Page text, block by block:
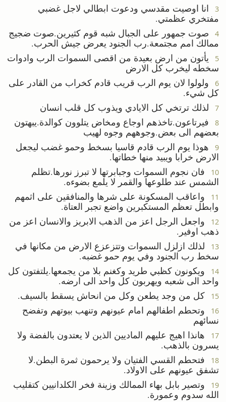
3
انا اوصيت مقدسي ودعوت ابطالي لاجل غضبي
مفتخري عظمتي.
4
صوت جمهور على الجبال شبه قوم كثيرين.صوت ضجيج
ممالك امم مجتمعة.رب الجنود يعرض جيش الحرب.
5
يأتون من ارض بعيدة من اقصى السموات الرب وادوات
سخطه ليخرب كل الارض
6
ولولوا لان يوم الرب قريب قادم كخراب من القادر على
كل شيء.
7 لذلك ترتخي كل الايادي ويذوب كل قلب انسان
8
فيرتاعون.تاخذهم اوجاع ومخاض يتلوون كوالدة.يبهتون
بعضهم الى بعض.وجوههم وجوه لهيب
9
هوذا يوم الرب قادم قاسيا بسخط وحمو غضب ليجعل
الارض خرابا ويبيد منها خطاتها.
10
فان نجوم السموات وجبابرتها لا تبرز نورها.تظلم
الشمس عند طلوعها والقمر لا يلمع بضوءه.
11
واعاقب المسكونة على شرها والمنافقين على اثمهم
وابطل تعظم المستكبرين واضع تجبر العتاة.
12
واجعل الرجل اعز من الذهب الابريز والانسان اعز من
ذهب اوفير.
13
لذلك ازلزل السموات وتتزعزع الارض من مكانها في
سخط رب الجنود وفي يوم حمو غضبه.
14
ويكونون كظبي طريد وكغنم بلا من يجمعها.يلتفتون كل
واحد الى شعبه ويهربون كل واحد الى ارضه.
15 كل من وجد يطعن وكل من انحاش يسقط بالسيف.
16
وتحطم اطفالهم امام عيونهم وتنهب بيوتهم وتفضح
نسائهم
17
هانذا اهيج عليهم الماديين الذين لا يعتدون بالفضة ولا
يسرون بالذهب.
18
فتحطم القسي الفتيان ولا يرحمون ثمرة البطن.لا
تشفق عيونهم على الاولاد.
19
وتصير بابل بهاء الممالك وزينة فخر الكلدانيين كتقليب
الله سدوم وعمورة.